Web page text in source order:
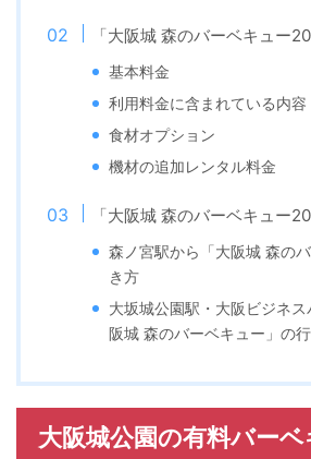
「大阪城 森のバーベキュー
基本料金
利用料金に含まれている内容
食材オプション
機材の追加レンタル料金
「大阪城 森のバーベキュー
森ノ宮駅から「大阪城 森の
き方
大坂城公園駅・大阪ビジネ
阪城 森のバーベキュー」の
大阪城公園の有料バーベ